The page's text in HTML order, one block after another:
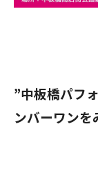
”中板橋パフ
ンバーワンを